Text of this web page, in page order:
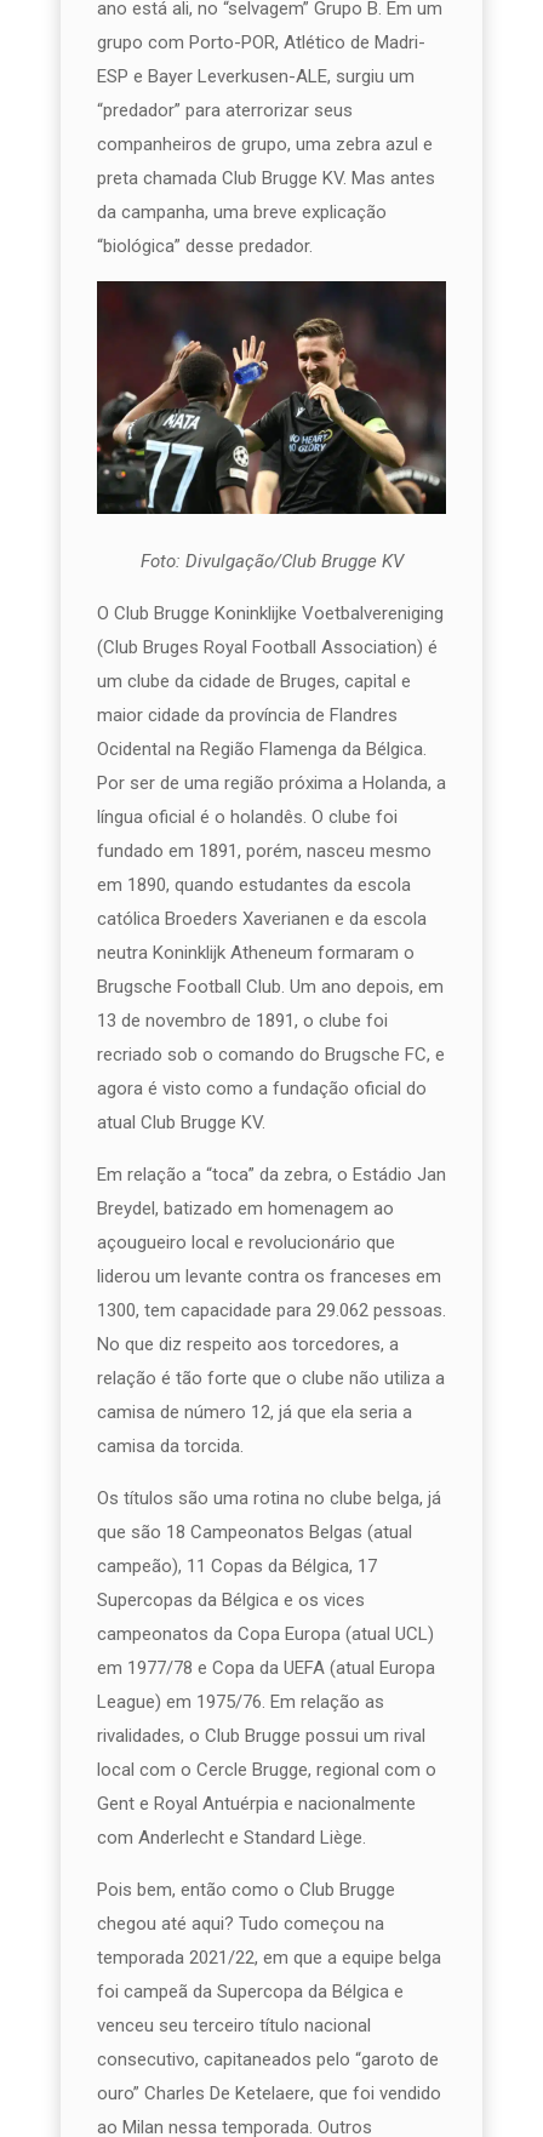
ano está ali, no “selvagem” Grupo B. Em um
grupo com Porto-POR, Atlético de Madri-
ESP e Bayer Leverkusen-ALE, surgiu um
“predador” para aterrorizar seus
companheiros de grupo, uma zebra azul e
preta chamada Club Brugge KV. Mas antes
da campanha, uma breve explicação
“biológica” desse predador.
Foto: Divulgação/Club Brugge KV
O Club Brugge Koninklijke Voetbalvereniging
(Club Bruges Royal Football Association) é
um clube da cidade de Bruges, capital e
maior cidade da província de Flandres
Ocidental na Região Flamenga da Bélgica.
Por ser de uma região próxima a Holanda, a
língua oficial é o holandês. O clube foi
fundado em 1891, porém, nasceu mesmo
em 1890, quando estudantes da escola
católica Broeders Xaverianen e da escola
neutra Koninklijk Atheneum formaram o
Brugsche Football Club. Um ano depois, em
13 de novembro de 1891, o clube foi
recriado sob o comando do Brugsche FC, e
agora é visto como a fundação oficial do
atual Club Brugge KV.
Em relação a “toca” da zebra, o Estádio Jan
Breydel, batizado em homenagem ao
açougueiro local e revolucionário que
liderou um levante contra os franceses em
1300, tem capacidade para 29.062 pessoas.
No que diz respeito aos torcedores, a
relação é tão forte que o clube não utiliza a
camisa de número 12, já que ela seria a
camisa da torcida.
Os títulos são uma rotina no clube belga, já
que são 18 Campeonatos Belgas (atual
campeão), 11 Copas da Bélgica, 17
Supercopas da Bélgica e os vices
campeonatos da Copa Europa (atual UCL)
em 1977/78 e Copa da UEFA (atual Europa
League) em 1975/76. Em relação as
rivalidades, o Club Brugge possui um rival
local com o Cercle Brugge, regional com o
Gent e Royal Antuérpia e nacionalmente
com Anderlecht e Standard Liège.
Pois bem, então como o Club Brugge
chegou até aqui? Tudo começou na
temporada 2021/22, em que a equipe belga
foi campeã da Supercopa da Bélgica e
venceu seu terceiro título nacional
consecutivo, capitaneados pelo “garoto de
ouro” Charles De Ketelaere, que foi vendido
ao Milan nessa temporada. Outros